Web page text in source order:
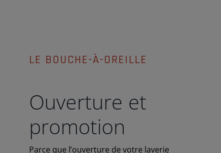
LE BOUCHE-À-OREILLE
Ouverture et
promotion
Parce que l’ouverture de votre laverie